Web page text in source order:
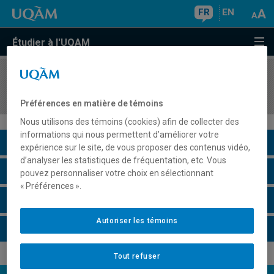
FR EN
Étudier à l'UQAM
COURS//
Description du cours
Horaire - Été 2026
Préférences en matière de témoins
Nous utilisons des témoins (cookies) afin de collecter des
informations qui nous permettent d’améliorer votre
expérience sur le site, de vous proposer des contenus vidéo,
d’analyser les statistiques de fréquentation, etc. Vous
pouvez personnaliser votre choix en sélectionnant
« Préférences ».
Tout refuser
Autoriser les témoins